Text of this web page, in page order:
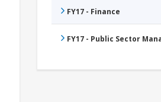
FY17 - Finance
FY17 - Public Sector